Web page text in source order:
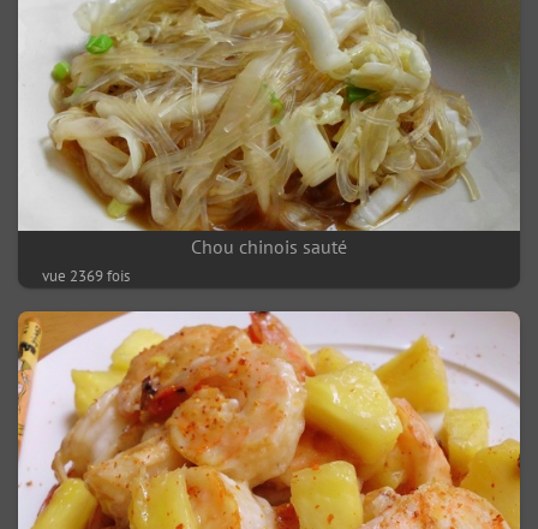
Chou chinois sauté
vue 2369 fois